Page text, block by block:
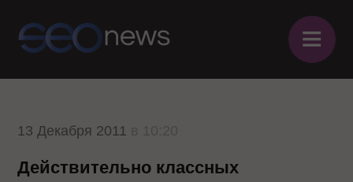
≡
13 Декабря 2011
Действительно классных